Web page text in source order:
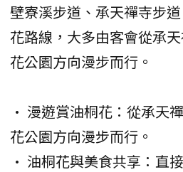
壁寮溪步道、承天禪寺步
花路線，大多由客會從承
花公園方向漫步而行。
• 漫遊賞油桐花：從承天
花公園方向漫步而行。
• 油桐花與美食共享：直